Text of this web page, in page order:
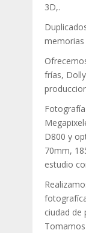
3D,.
memorias
frías,
D800 y
70mm,
estudio
ciudad de